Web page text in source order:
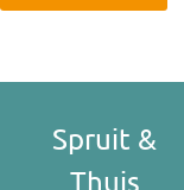
Spruit &
Thuis